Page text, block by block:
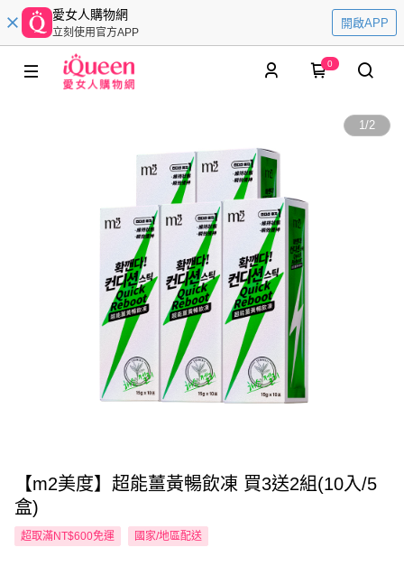
愛女人購物網
立刻使用官方APP
開啟APP
0
1/2
【m2美度】超能薑黃暢飲凍 買3送2組(10入/5
盒)
超取滿NT$600免運 國家/地區配送